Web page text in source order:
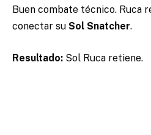
Buen combate técnico. Ruca
conectar su Sol Snatcher.
Resultado: Sol Ruca retiene.